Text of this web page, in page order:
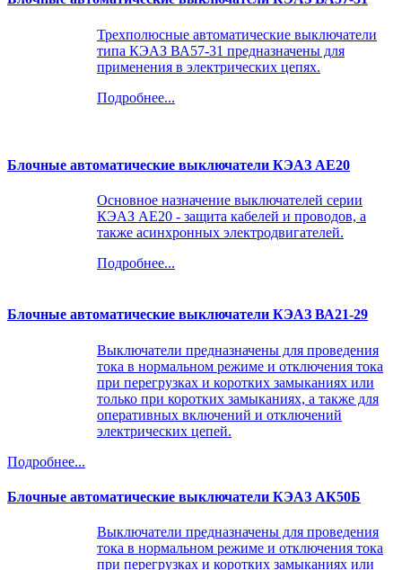
Трехполюсные автоматические выключатели
типа КЭАЗ ВА57-31 предназначены для
применения в электрических цепях.
Подробнее...
Блочные автоматические выключатели КЭАЗ АЕ20
Основное назначение выключателей серии
КЭАЗ АЕ20 - защита кабелей и проводов, а
также асинхронных электродвигателей.
Подробнее...
Блочные автоматические выключатели КЭАЗ ВА21-29
Выключатели предназначены для проведения
тока в нормальном режиме и отключения тока
при перегрузках и коротких замыканиях или
только при коротких замыканиях, а также для
оперативных включений и отключений
электрических цепей.
Подробнее...
Блочные автоматические выключатели КЭАЗ АК50Б
Выключатели предназначены для проведения
тока в нормальном режиме и отключения тока
при перегрузках и коротких замыканиях или